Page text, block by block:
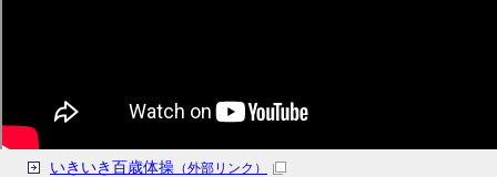
いきいき百歳体操 （外部リンク）